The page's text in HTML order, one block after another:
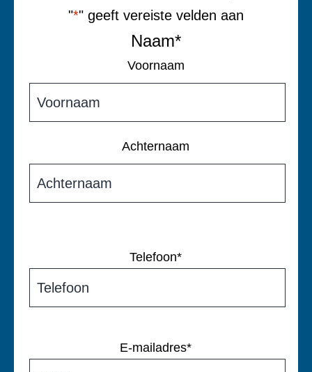
"*" geeft vereiste velden aan
Naam*
Voornaam
Achternaam
Telefoon*
E-mailadres*